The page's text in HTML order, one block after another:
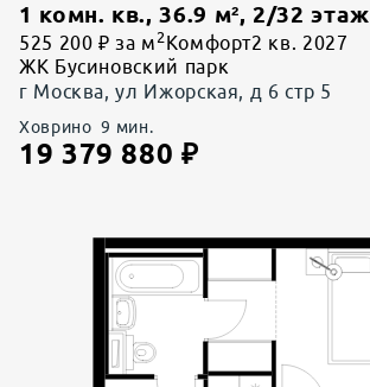
1 комн. кв., 36.9 м²,2/32 этаж
525 200 ₽ за м 2 Комфорт2 кв. 2027
ЖК Бусиновский парк
г Москва, ул Ижорская, д 6 стр 5
Ховрино 9 мин.
19 379 880 ₽